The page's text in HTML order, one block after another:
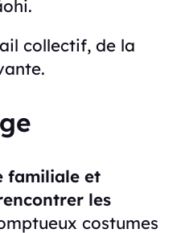
collectif, de la
familiale et
les
costumes